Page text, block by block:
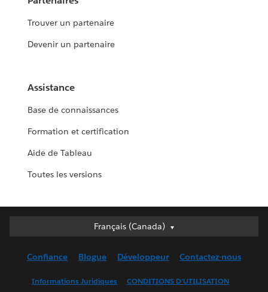
Trouver un partenaire
Devenir un partenaire
Assistance
Base de connaissances
Formation et certification
Aide de Tableau
Toutes les versions
Français (Canada)
Français (Canada)
English (UK)
Confiance Blogue Développeur Contactez-nous
Informations Juridiques CONDITIONS D’UTILISATION